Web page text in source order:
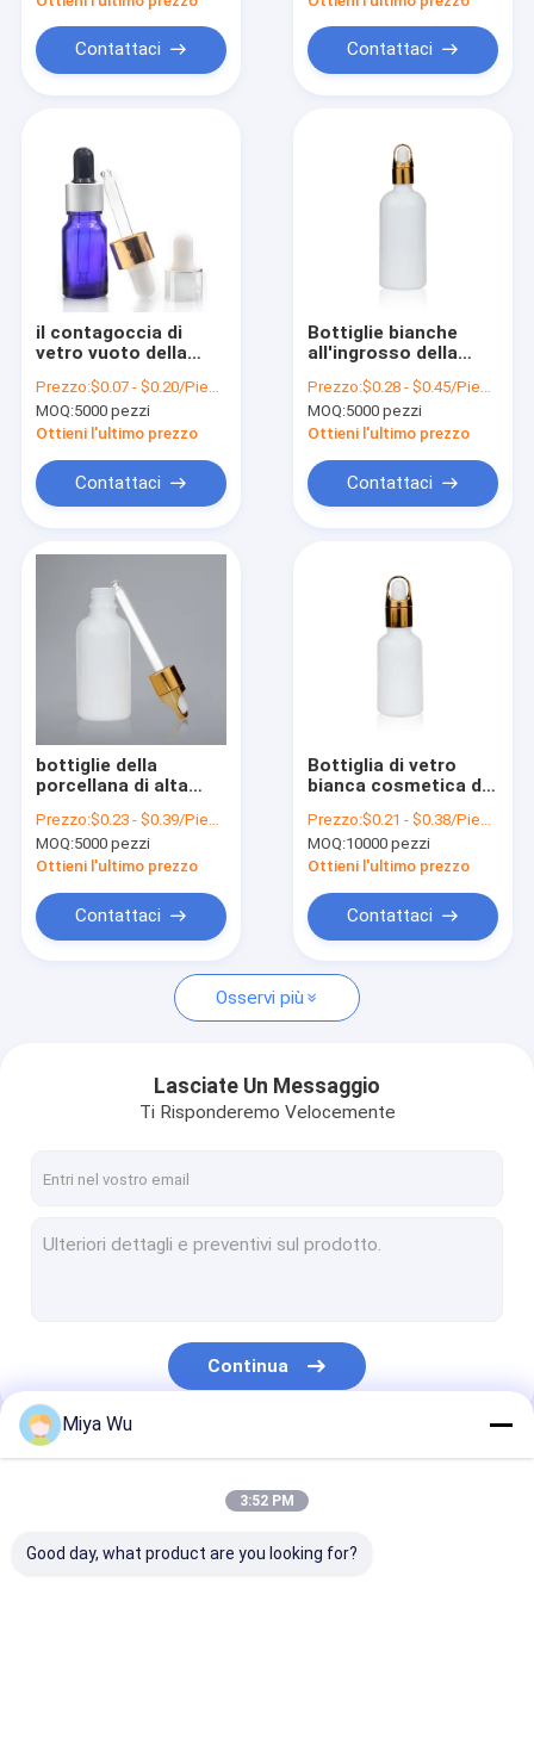
Prodotti
visita della fabbrica
Controllo della qualità
Notizie
Chiedi un preventivo
Bottiglie di imballaggio di plastica
Bottiglia della schiuma plastica
Bottiglia di plastica della lozione
Bottiglie del contagoccia del siero
Bottiglie liquide del fondamento
Bottiglie di vetro della lozione
Contattaci Contattaci
il contagoccia di
vetro vuoto della
imbottiglia con le
bottiglie di vetro del
contagoccia della
Prezzo:$0.07 - $0.20/Pieces
MOQ:5000 pezzi
Ottieni l'ultimo prezzo
Contattaci
Bottiglie bianche
all'ingrosso della
il contagoccia di
vetro per gli oli
essenziali
Prezzo:$0.28 - $0.45/Pieces
MOQ:5000 pezzi
Ottieni l'ultimo prezzo
Contattaci
bottiglie della
porcellana di alta
contagoccia di vetro
per gli oli essenziali
Prezzo:$0.23 - $0.39/Pieces
MOQ:5000 pezzi
Ottieni l'ultimo prezzo
Contattaci
Bottiglia di vetro
bianca cosmetica del
bottiglia 30ml del
contagoccia della
porcellana di alta
Prezzo:$0.21 - $0.38/Pieces
MOQ:10000 pezzi
Ottieni l'ultimo prezzo
Contattaci
Osservi più
Lasciate Un Messaggio
Ti Risponderemo Velocemente
Continua
Le Nostre Categorie
Miya Wu
3:52 PM
Good day, what product are you looking for?